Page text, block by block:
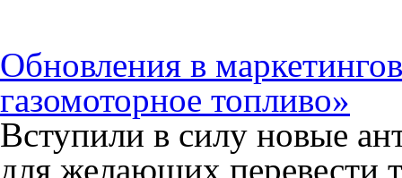
Обновления в
газомоторное топливо»
Вступили в силу новые
для желающих перевести